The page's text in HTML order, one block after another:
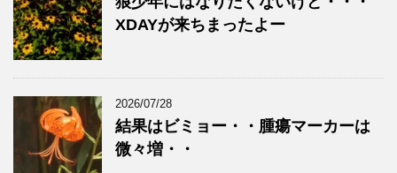
XDAYが来ちまったよー
2026/07/28
結果はビミョー・・腫瘍マーカーは
微々増・・